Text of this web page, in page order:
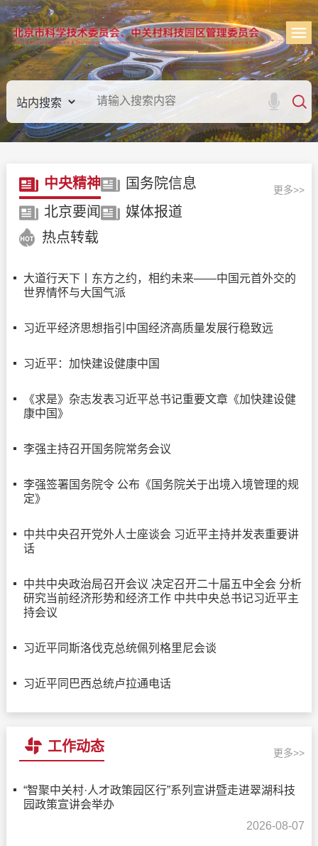
中央精神
国务院信息
北京要闻
媒体报道
热点转载
大道行天下丨东方之约，相约未来——中国元首外交的
世界情怀与大国气派
习近平经济思想指引中国经济高质量发展行稳致远
习近平：加快建设健康中国
《求是》杂志发表习近平总书记重要文章《加快建设健
康中国》
李强主持召开国务院常务会议
李强签署国务院令 公布《国务院关于出境入境管理的规
定》
中共中央召开党外人士座谈会 习近平主持并发表重要讲
话
中共中央政治局召开会议 决定召开二十届五中全会 分析
研究当前经济形势和经济工作 中共中央总书记习近平主
持会议
习近平同斯洛伐克总统佩列格里尼会谈
习近平同巴西总统卢拉通电话
更多>>
工作动态
“智聚中关村·人才政策园区行”系列宣讲暨走进翠湖科技
园政策宣讲会举办
2026-08-07
更多>>